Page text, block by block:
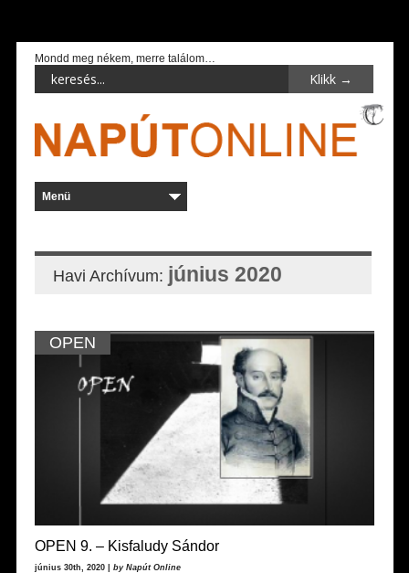
Mondd meg nékem, merre találom…
Havi Archívum: június 2020
OPEN
OPEN 9. – Kisfaludy Sándor
június 30th, 2020 | by Napút Online